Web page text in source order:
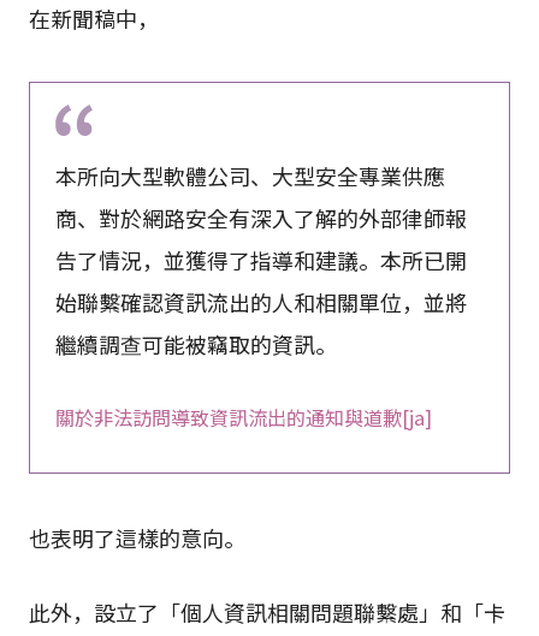
在新聞稿中，
本所向大型軟體公司、大型安全專業供應
商、對於網路安全有深入了解的外部律師報
告了情況，並獲得了指導和建議。本所已開
始聯繫確認資訊流出的人和相關單位，並將
繼續調查可能被竊取的資訊。
關於非法訪問導致資訊流出的通知與道歉[ja]
也表明了這樣的意向。
此外，設立了「個人資訊相關問題聯繫處」和「卡